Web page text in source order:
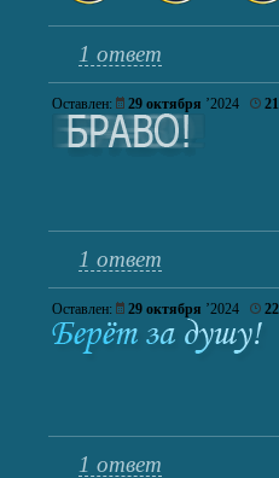
1 ответ
Оставлен: 29 октября ’2024
1 ответ
Оставлен: 29 октября ’2024
1 ответ